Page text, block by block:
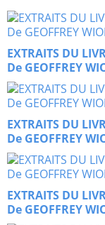
EXTRAITS DU
De GEOFFREY
EXTRAITS DU
De GEOFFREY
EXTRAITS DU
De GEOFFREY